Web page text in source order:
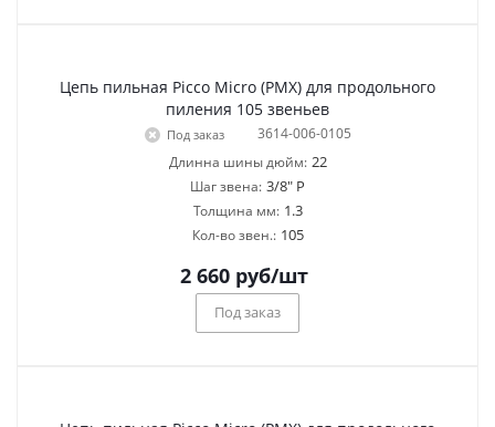
Цепь пильная Picco Micro (PMX) для продольного
пиления 105 звеньев
Под заказ
3614-006-0105
Длинна шины дюйм: 22
Шаг звена: 3/8" P
Толщина мм: 1.3
Кол-во звен.: 105
2 660руб/шт
Под заказ